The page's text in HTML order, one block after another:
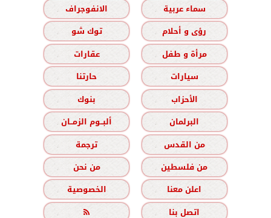
سماء عربية
الانفوجراف
رؤى و أحلام
توك شو
مرأة و طفل
عقارات
سيارات
حارتنا
الأحزاب
بنوك
البرلمان
ألبــوم الزمــان
من القدس
ترجمة
من فلسطين
من نحن
اعلن معنا
الخصوصية
اتصل بنا
